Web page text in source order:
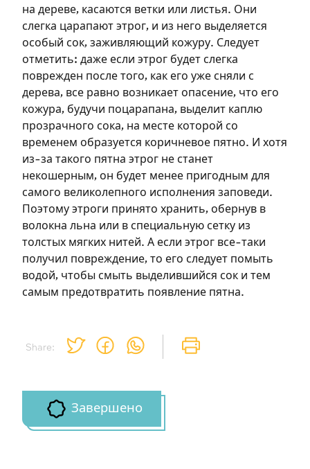
Share:
на дереве, касаются ветки или листья. Они
слегка царапают этрог, и из него выделяется
особый сок, заживляющий кожуру. Следует
отметить: даже если этрог будет слегка
поврежден после того, как его уже сняли с
дерева, все равно возникает опасение, что его
кожура, будучи поцарапана, выделит каплю
прозрачного сока, на месте которой со
временем образуется коричневое пятно. И хотя
из-за такого пятна этрог не станет
некошерным, он будет менее пригодным для
самого великолепного исполнения заповеди.
Поэтому этроги принято хранить, обернув в
волокна льна или в специальную сетку из
толстых мягких нитей. А если этрог все-таки
получил повреждение, то его следует помыть
водой, чтобы смыть выделившийся сок и тем
самым предотвратить появление пятна.
Завершено